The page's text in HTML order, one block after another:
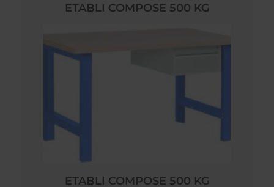
ETABLI COMPOSE 500 KG
ETABLI COMPOSE 500 KG